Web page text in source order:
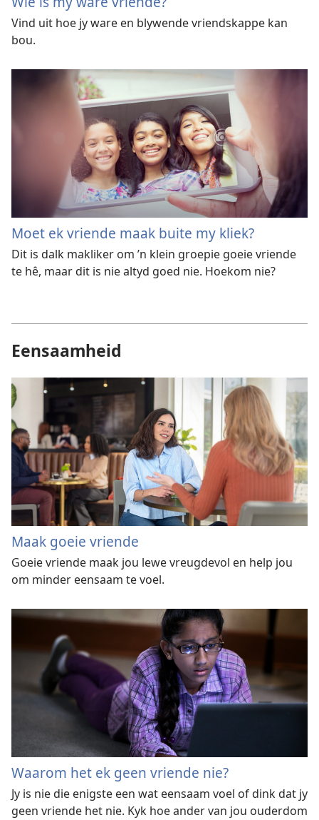
Vind uit hoe jy ware en blywende vriendskappe kan
bou.
Moet ek vriende maak buite my kliek?
Dit is dalk makliker om ’n klein groepie goeie vriende
te hê, maar dit is nie altyd goed nie. Hoekom nie?
Eensaamheid
Maak goeie vriende
Goeie vriende maak jou lewe vreugdevol en help jou
om minder eensaam te voel.
Waarom het ek geen vriende nie?
Jy is nie die enigste een wat eensaam voel of dink dat jy
geen vriende het nie. Kyk hoe ander van jou ouderdom